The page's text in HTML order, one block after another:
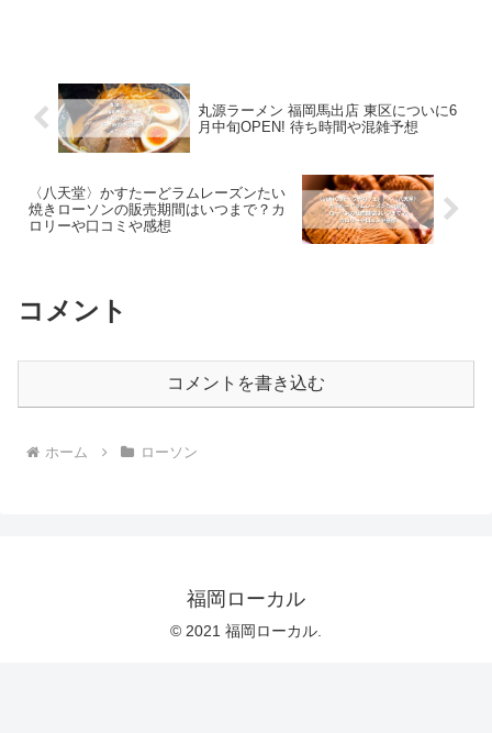
丸源ラーメン 福岡馬出店 東区についに6
月中旬OPEN! 待ち時間や混雑予想
〈八天堂〉かすたーどラムレーズンたい
焼きローソンの販売期間はいつまで？カ
ロリーや口コミや感想
コメント
コメントを書き込む
ホーム ローソン
福岡ローカル
© 2021 福岡ローカル.